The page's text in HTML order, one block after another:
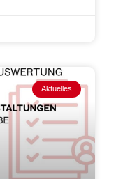
Aktuelles